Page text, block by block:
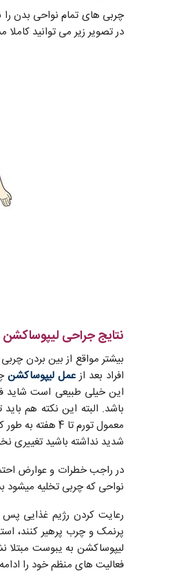
چربی های تمام نواحی بدن را
در تصویر زیر می توانید کاملا
نتایج جراحی لیپوساکشن
بیشتر مواقع از بین بردن
افراد بعد ازعمل لیپوساکشن
این خیلی طبیعی است شاید
باشد. البته این نکته هم
معمول تورم تا
شدید نداشته باشید تغییری
در راجب خطرات و عوارض
نواحی که چربی تخلیه میشود
رعایت کردن رژیم غذایی پس
پرنمک و چرب پرهیر کنند،
لیپوساکشن به یبوست مبتلا
فعالیت های منظم خود را